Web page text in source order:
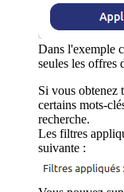
Dans l'exemple
seules les offres
Si vous obtenez
certains mots-
recherche.
Les filtres
suivante :